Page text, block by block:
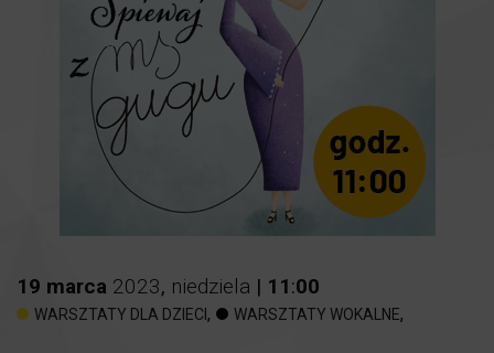
19 marca 2023, niedziela | 11:00
WARSZTATY DLA DZIECI , WARSZTATY WOKALNE,